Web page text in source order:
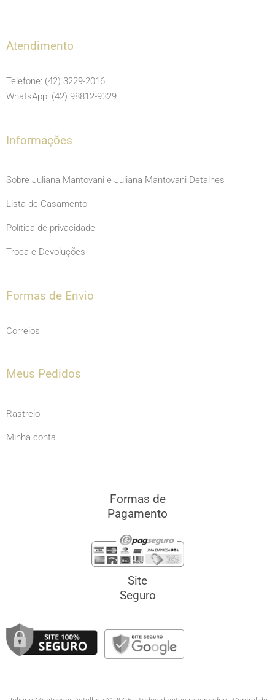
e
o
o
t
g
r
m
b
e
Atendimento
Telefone: (42) 3229-2016
WhatsApp: (42) 98812-9329
Informações
Sobre Juliana Mantovani e Juliana Mantovani Detalhes
Lista de Casamento
Política de privacidade
Troca e Devoluções
Formas de Envio
Correios
Meus Pedidos
Rastreio
Minha conta
Formas de
Pagamento
Site
Seguro